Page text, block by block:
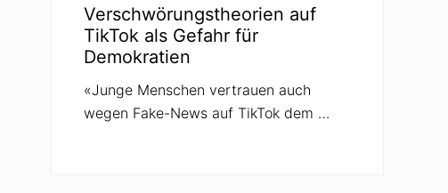
Verschwörungstheorien auf
TikTok als Gefahr für
Demokratien
«Junge Menschen vertrauen auch
wegen Fake-News auf TikTok dem …